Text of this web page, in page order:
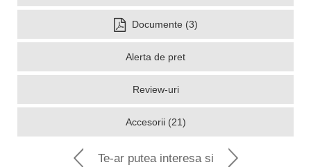
Documente (3)
Alerta de pret
Review-uri
Accesorii (21)
Te-ar putea interesa si